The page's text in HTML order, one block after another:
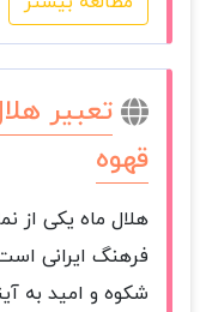
تعبیر
قهوه
هلال ماه یکی از
فرهنگ ایرانی
شکوه و امید به